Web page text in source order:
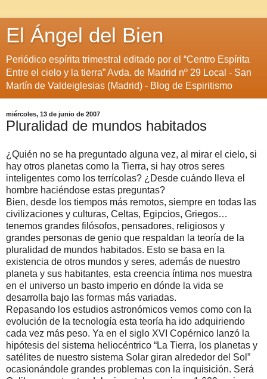
El Ángel del Bien
Periódico espírita trimestral editado por el “Centro Espírita
Entre el cielo y la tierra” Avda. de Madrid nº 29 Local - San
Martín de Valdeiglesias (Madrid) - Blog de Espiritismo
miércoles, 13 de junio de 2007
Pluralidad de mundos habitados
¿Quién no se ha preguntado alguna vez, al mirar el cielo, si
hay otros planetas como la Tierra, si hay otros seres
inteligentes como los terrícolas? ¿Desde cuándo lleva el
hombre haciéndose estas preguntas?
Bien, desde los tiempos más remotos, siempre en todas las
civilizaciones y culturas, Celtas, Egipcios, Griegos…
tenemos grandes filósofos, pensadores, religiosos y
grandes personas de genio que respaldan la teoría de la
pluralidad de mundos habitados. Esto se basa en la
existencia de otros mundos y seres, además de nuestro
planeta y sus habitantes, esta creencia íntima nos muestra
en el universo un basto imperio en dónde la vida se
desarrolla bajo las formas más variadas.
Repasando los estudios astronómicos vemos como con la
evolución de la tecnología esta teoría ha ido adquiriendo
cada vez más peso. Ya en el siglo XVI Copérnico lanzó la
hipótesis del sistema heliocéntrico “La Tierra, los planetas y
satélites de nuestro sistema Solar giran alrededor del Sol”
ocasionándole grandes problemas con la inquisición. Será